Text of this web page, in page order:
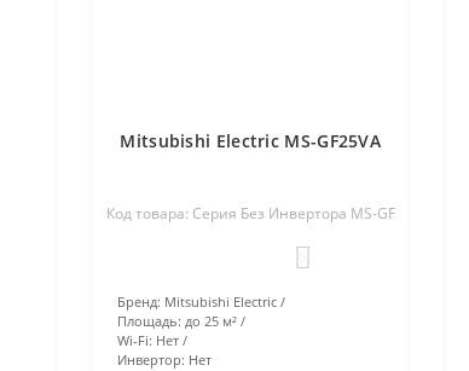
Mitsubishi Electric MS-GF25VA
Код товара: Серия Без Инвертора MS-GF
Бренд: Mitsubishi Electric
Площадь: до 25 м²
Wi-Fi: Нет
Инвертор: Нет